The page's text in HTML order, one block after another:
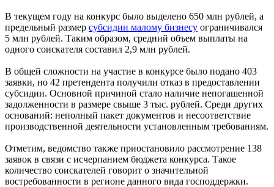
В текущем году на конкурс было выделено 650 млн рублей, а
предельный размер субсидии малому бизнесу ограничивался
5 млн рублей. Таким образом, средний объем выплаты на
одного соискателя составил 2,9 млн рублей.
В общей сложности на участие в конкурсе было подано 403
заявки, но 42 претендента получили отказ в предоставлении
субсидии. Основной причиной стало наличие непогашенной
задолженности в размере свыше 3 тыс. рублей. Среди других
оснований: неполный пакет документов и несоответствие
производственной деятельности установленным требованиям.
Отметим, ведомство также приостановило рассмотрение 138
заявок в связи с исчерпанием бюджета конкурса. Такое
количество соискателей говорит о значительной
востребованности в регионе данного вида господдержки.